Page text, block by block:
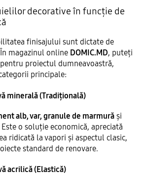
decorative în funcție de
finisajului sunt dictate de
magazinul online DOMIC.MD, puteți
proiectul dumneavoastră,
principale:
minerală (Tradițională)
alb, var, granule de marmură și
o soluție economică, apreciată
ridicată la vapori și aspectul clasic,
standard de renovare.
acrilică (Elastică)